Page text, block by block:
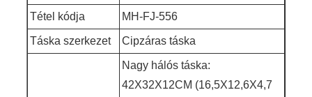
Tétel kódja MH-FJ-556
Táska szerkezet Cipzáras táska
Nagy hálós táska:
42X32X12CM (16,5X12,6X4,7